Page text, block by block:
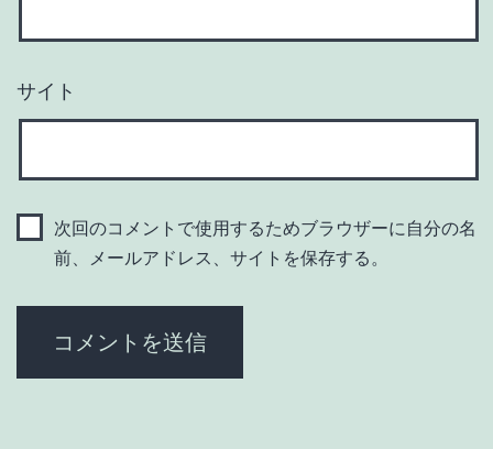
サイト
次回のコメントで使用するためブラウザーに自分の名
前、メールアドレス、サイトを保存する。